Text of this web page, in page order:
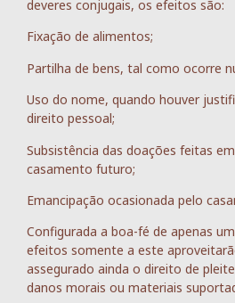
deveres conjugais, os efeitos são:
Fixação de alimentos;
Partilha de bens, tal como ocorre
Uso do nome, quando houver
direito pessoal;
Subsistência das doações feitas
casamento futuro;
Emancipação ocasionada pelo
Configurada a boa-fé de apenas
efeitos somente a este
assegurado ainda o direito de
danos morais ou materiais